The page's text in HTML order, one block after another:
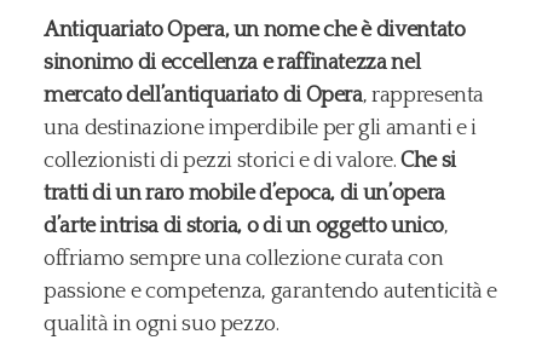
Antiquariato Opera, un nome che è diventato
sinonimo di eccellenza e raffinatezza nel
mercato dell’antiquariato di Opera, rappresenta
una destinazione imperdibile per gli amanti e i
collezionisti di pezzi storici e di valore.Che si
tratti di un raro mobile d’epoca, di un’opera
d’arte intrisa di storia, o di un oggetto unico,
offriamo sempre una collezione curata con
passione e competenza, garantendo autenticità e
qualità in ogni suo pezzo.